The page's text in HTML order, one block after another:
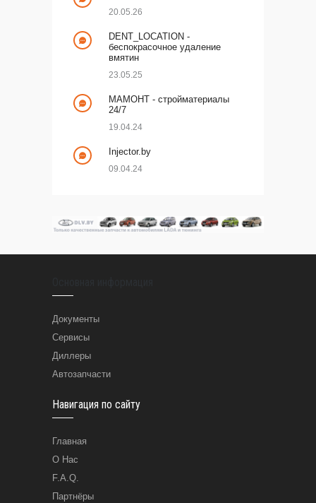
20.05.26
DENT_LOCATION -
беспокрасочное удаление
вмятин
23.05.25
МАМОНТ - стройматериалы
24/7
19.04.24
Injector.by
09.04.24
Документы
Сервисы
Диллеры
Автозапчасти
Навигация по сайту
Главная
О Нас
F.A.Q.
Партнёры